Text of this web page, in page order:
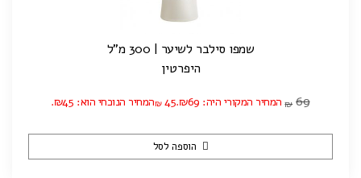
שמפו סילבר לשיער | 300 מ"ל
היפרטין
₪ 69 המחיר המקורי היה: ₪69. ₪ 45 המחיר הנוכחי הוא: ₪45.
הוספה לסל